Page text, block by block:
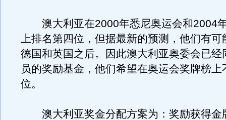
澳大利亚在2000年悉尼奥运会和2004
上排名第四位，但据最新的预测，他们有可
德国和英国之后。因此澳大利亚奥委会已经
员的奖励基金，他们希望在奥运会奖牌榜上
位。
澳大利亚奖金分配方案为：奖励获得金